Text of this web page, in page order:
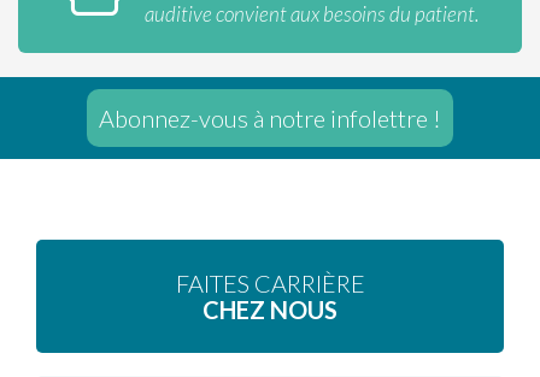
auditive convient aux besoins du patient.
Abonnez-vous à notre infolettre !
FAITES CARRIÈRE
CHEZ NOUS